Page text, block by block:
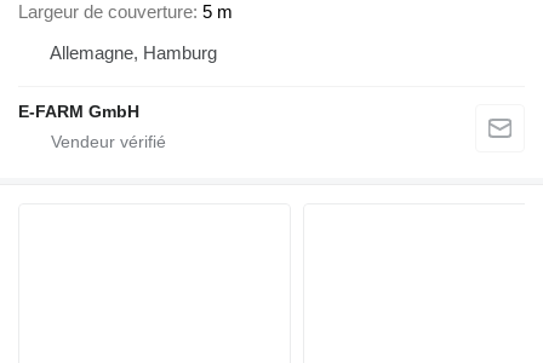
Largeur de couverture 5 m
Allemagne, Hamburg
E-FARM GmbH